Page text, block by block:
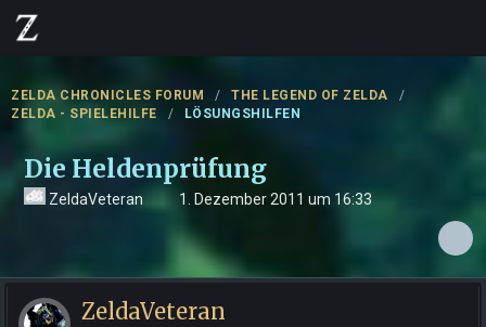
ZELDA CHRONICLES FORUM
THE LEGEND OF ZELDA
ZELDA - SPIELEHILFE
LÖSUNGSHILFEN
Die Heldenprüfung
ZeldaVeteran 1. Dezember 2011 um 16:33
ZeldaVeteran